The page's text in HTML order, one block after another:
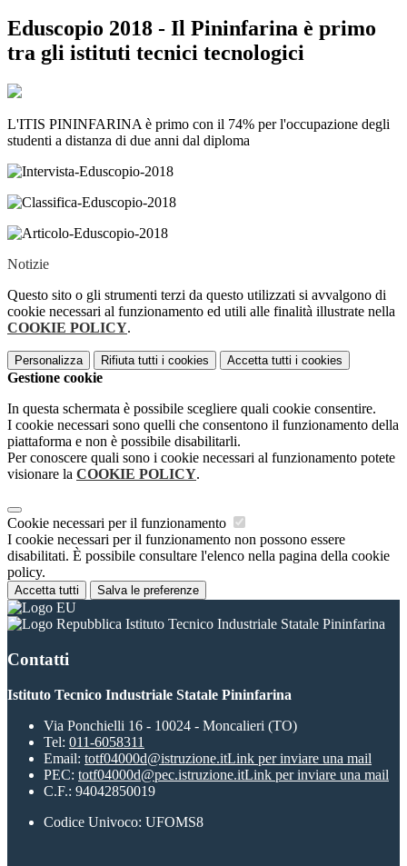
Eduscopio 2018 - Il Pininfarina è primo
tra gli istituti tecnici tecnologici
L'ITIS PININFARINA è primo con il 74% per l'occupazione degli
studenti a distanza di due anni dal diploma
Notizie
Questo sito o gli strumenti terzi da questo utilizzati si avvalgono di
cookie necessari al funzionamento ed utili alle finalità illustrate nella
COOKIE POLICY.
Personalizza Rifiuta tutti i cookies Accetta tutti i cookies
Gestione cookie
In questa schermata è possibile scegliere quali cookie consentire.
I cookie necessari sono quelli che consentono il funzionamento della
piattaforma e non è possibile disabilitarli.
Per conoscere quali sono i cookie necessari al funzionamento potete
visionare la COOKIE POLICY.
Cookie necessari per il funzionamento
I cookie necessari per il funzionamento non possono essere
disabilitati. È possibile consultare l'elenco nella pagina della cookie
policy.
Accetta tutti Salva le preferenze
Istituto Tecnico Industriale Statale Pininfarina
Contatti
Istituto Tecnico Industriale Statale Pininfarina
Via Ponchielli 16 - 10024 - Moncalieri (TO)
Tel: 011-6058311
Email: totf04000d@istruzione.itLink per inviare una mail
PEC: totf04000d@pec.istruzione.itLink per inviare una mail
C.F.: 94042850019
Codice Univoco: UFOMS8